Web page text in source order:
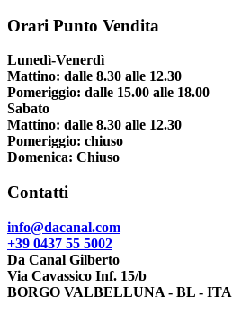
Orari Punto Vendita
Lunedì-Venerdì
Mattino: dalle 8.30 alle 12.30
Pomeriggio: dalle 15.00 alle 18.00
Sabato
Mattino: dalle 8.30 alle 12.30
Pomeriggio: chiuso
Domenica: Chiuso
Contatti
info@dacanal.com
+39 0437 55 5002
Da Canal Gilberto
Via Cavassico Inf. 15/b
BORGO VALBELLUNA - BL - ITA